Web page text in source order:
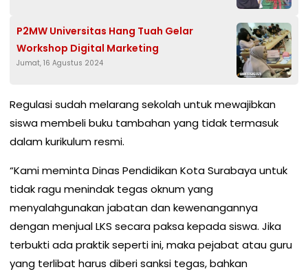
P2MW Universitas Hang Tuah Gelar
Workshop Digital Marketing
Jumat, 16 Agustus 2024
Regulasi sudah melarang sekolah untuk mewajibkan
siswa membeli buku tambahan yang tidak termasuk
dalam kurikulum resmi.
“Kami meminta Dinas Pendidikan Kota Surabaya untuk
tidak ragu menindak tegas oknum yang
menyalahgunakan jabatan dan kewenangannya
dengan menjual LKS secara paksa kepada siswa. Jika
terbukti ada praktik seperti ini, maka pejabat atau guru
yang terlibat harus diberi sanksi tegas, bahkan